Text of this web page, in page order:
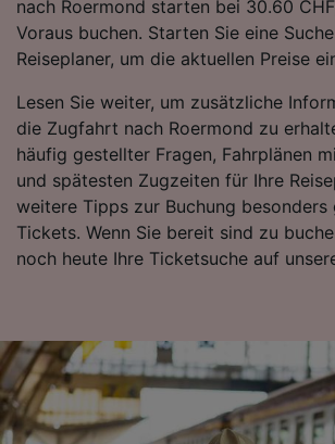
nach Roermond starten bei 30.60
Voraus buchen. Starten Sie eine
Reiseplaner, um die aktuellen Preise
Lesen Sie weiter, um zusätzliche
die Zugfahrt nach Roermond zu
häufig gestellter Fragen, Fahrplänen
und spätesten Zugzeiten für Ihre
weitere Tipps zur Buchung besonders
Tickets. Wenn Sie bereit sind zu
noch heute Ihre Ticketsuche auf
werden unseren Partnern
haben keinen Einfluss auf
Daten werden nicht für Tracking-
verwendet, wenn Sie uns gebeten
Surfverhalten nicht zu verfolgen.
Wir und unsere Partner
Folgendes bereitzustellen:
Verwendung genauer
Endgeräteeigenschaften zur
aktiv abfragen. Speichern von
Inhalten, Zielgruppenforschung
Entwicklung und Verbesserung
Angeboten.
Liste der Partner (Lieferanten)